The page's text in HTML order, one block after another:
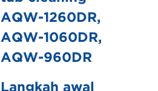
AQW-1260DR,
AQW-1060DR,
AQW-960DR
Langkah awal